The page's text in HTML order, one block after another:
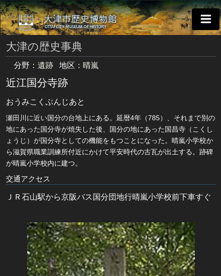
大津の歴史事典
分野：遺跡 地区： 晴嵐
近江国分寺跡
おうみこくぶんじあと
瀬田川に近い国分の台地上にある。延暦4年（785）、それまで別の
地にあった国分寺が焼失した後、国分の地にあった国昌寺（こくし
ょうじ）が国分寺としての機能をもつことになった。晴嵐小学校か
ら滋賀県職業訓練所付近にかけて平安時代の古瓦が出土する。跡碑
が晴嵐小学校内に建つ。
交通アクセス
ＪＲ石山駅から京阪バス国分団地行晴嵐小学校前下車すぐ